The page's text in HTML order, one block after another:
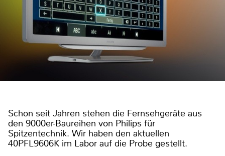
Schon seit Jahren stehen die Fernsehgeräte aus
den 9000er-Baureihen von Philips für
Spitzentechnik. Wir haben den aktuellen
40PFL9606K im Labor auf die Probe gestellt.